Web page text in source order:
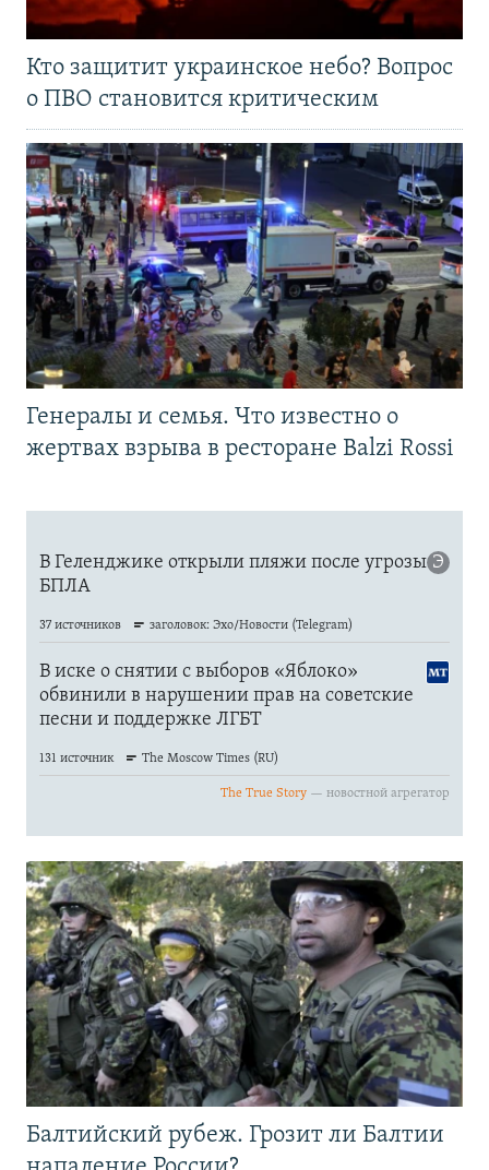
Кто защитит украинское небо? Вопрос
о ПВО становится критическим
Генералы и семья. Что известно о
жертвах взрыва в ресторане Balzi Rossi
Балтийский рубеж. Грозит ли Балтии